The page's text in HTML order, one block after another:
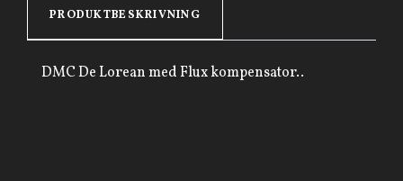
PRODUKTBESKRIVNING
DMC De Lorean med Flux kompensator..